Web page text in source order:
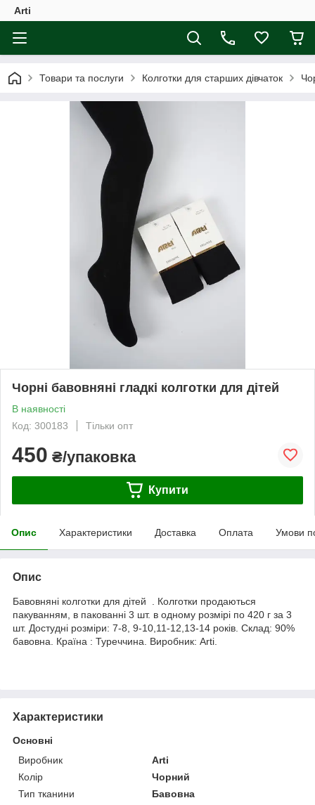
Arti
Товари та послуги Колготки для старших дівчаток
Чорні бавовняні гладкі колготки для дітей
В наявності
Код: 300183
Тільки опт
450 ₴/упаковка
Купити
Опис Характеристики Доставка Оплата Умови
Опис
Бавовняні колготки для дітей . Колготки продаються
пакуванням, в пакованні 3 шт. в одному розмірі по 420 г за 3
шт. Достудні розміри: 7-8, 9-10,11-12,13-14 років. Склад: 90%
бавовна. Країна : Туреччина. Виробник: Arti.
Характеристики
Основні
Виробник
Arti
Колір
Чорний
Тип тканини
Бавовна